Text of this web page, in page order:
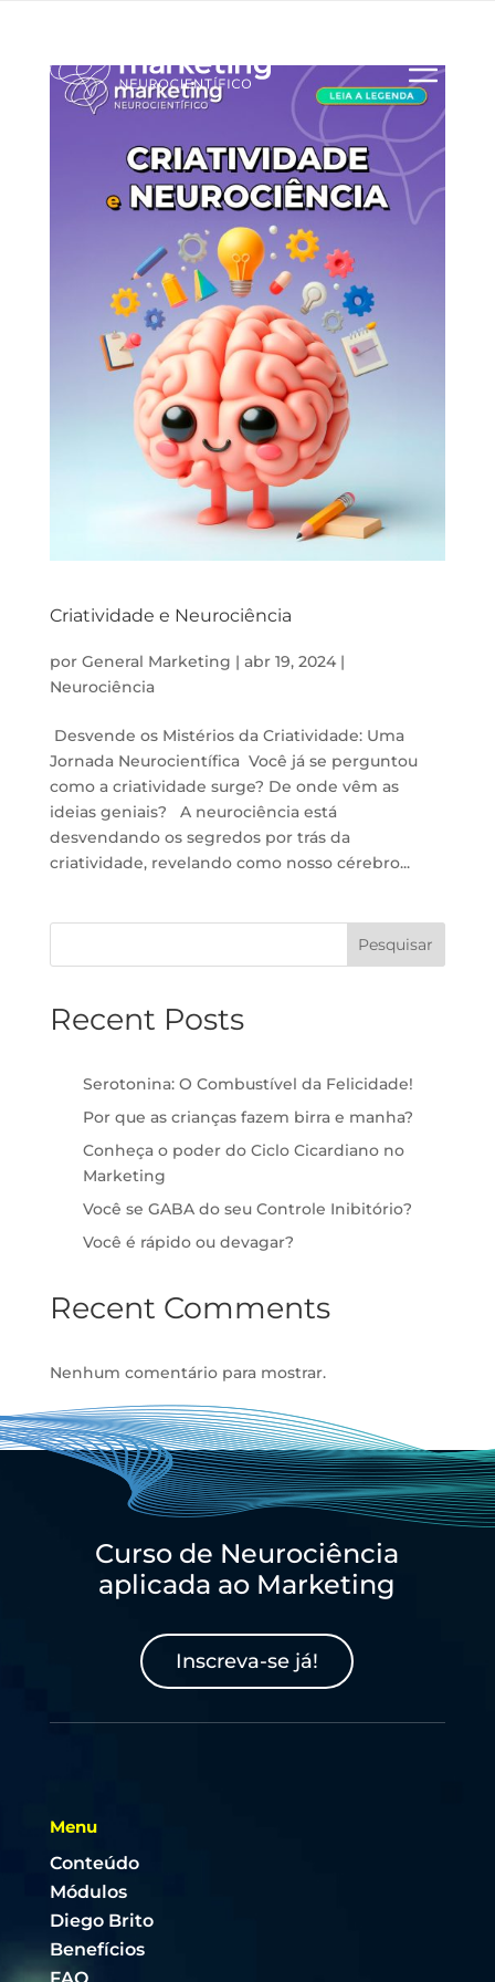
Criatividade e Neurociência
por General Marketing | abr 19, 2024|
Neurociência
Desvende os Mistérios da Criatividade: Uma
Jornada Neurocientífica Você já se perguntou
como a criatividade surge? De onde vêm as
ideias geniais? A neurociência está
desvendando os segredos por trás da
criatividade, revelando como nosso cérebro...
Pesquisar
Recent Posts
Serotonina: O Combustível da Felicidade!
Por que as crianças fazem birra e manha?
Conheça o poder do Ciclo Cicardiano no
Marketing
Você se GABA do seu Controle Inibitório?
Você é rápido ou devagar?
Recent Comments
Nenhum comentário para mostrar.
Curso de Neurociência
aplicada ao Marketing
Inscreva-se já!
Menu
Conteúdo
Módulos
Diego Brito
Benefícios